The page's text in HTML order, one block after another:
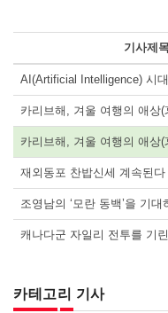
기사제
AI(Artificial Intelligence) 시
카리브해, 겨울 여행의 애상(
카리브해, 겨울 여행의 애상(
재외동포 찬밥신세 계속된다
조영남의 ‘모란 동백’을 기
캐나다군 자일리 전투를 기
카테고리 기사